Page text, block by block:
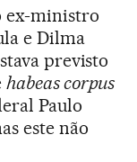
ex-ministro
e Dilma
previsto
habeas corpus
Paulo
este não